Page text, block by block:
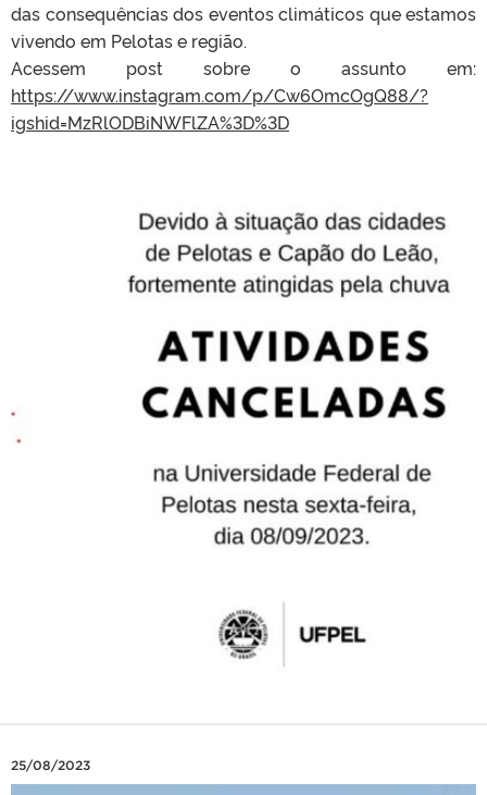
das consequências dos eventos climáticos que estamos
vivendo em Pelotas e região.
Acessem post sobre o assunto em:
https://www.instagram.com/p/Cw6OmcOgQ88/?
igshid=MzRlODBiNWFlZA%3D%3D
25/08/2023